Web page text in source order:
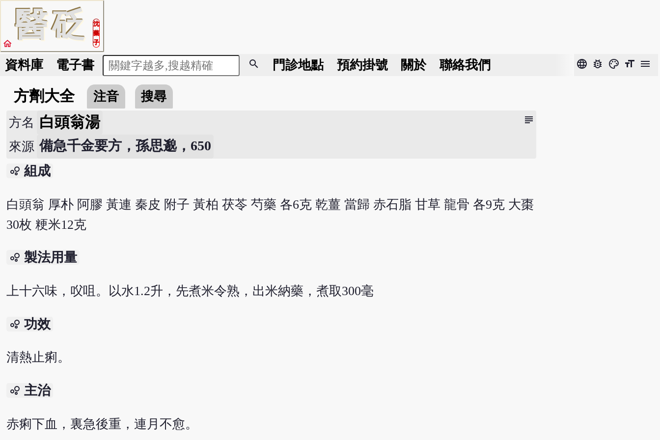
醫砭
沈
藥
子
home
資料庫 電子書 search 門診地點 預約掛號 關於 聯絡我們 language bug_report color_lens format_size menu
方劑大全 注音 搜尋
subject
方名 白頭翁湯
來源 備急千金要方，孫思邈，650
bubble_chart 組成
白頭翁 厚朴 阿膠 黃連 秦皮 附子 黃柏 茯苓 芍藥 各6克 乾薑 當歸 赤石脂 甘草 龍骨 各9克 大棗
30枚 粳米12克
bubble_chart 製法用量
上十六味，㕮咀。以水1.2升，先煮米令熟，出米納藥，煮取300毫
bubble_chart 功效
清熱止痢。
bubble_chart 主治
赤痢下血，裏急後重，連月不愈。